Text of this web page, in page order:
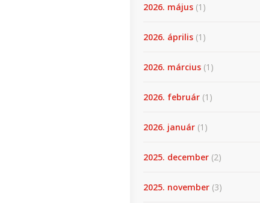
2026. május (1)
2026. április (1)
2026. március (1)
2026. február (1)
2026. január (1)
2025. december (2)
2025. november (3)